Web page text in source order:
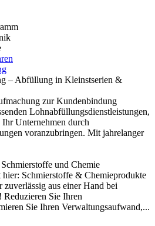
– Abfüllung in Kleinstserien &
zur Kundenbindung
Lohnabfüllungsdienstleistungen,
Unternehmen durch
voranzubringen. Mit jahrelanger
und Chemie
Schmierstoffe & Chemieprodukte
aus einer Hand bei
Sie Ihren
Sie Ihren Verwaltungsaufwand,...